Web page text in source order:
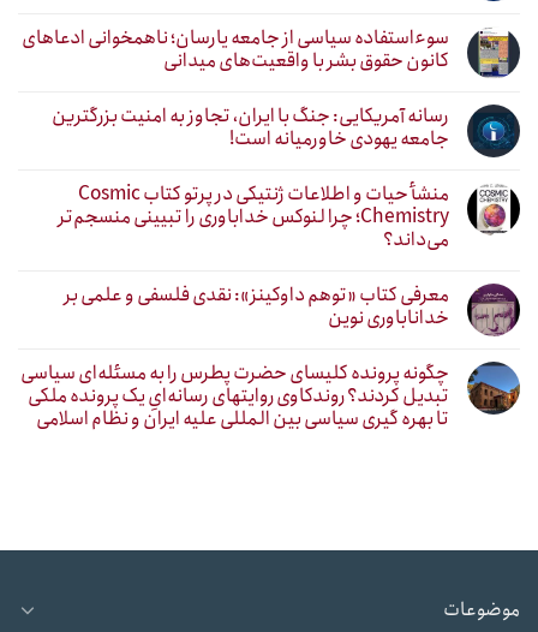
سوءاستفاده سیاسی از جامعه یارسان؛ ناهمخوانی ادعاهای
کانون حقوق بشر با واقعیت‌های میدانی
رسانه آمریکایی: جنگ با ایران، تجاوز به امنیت بزرگترین
جامعه یهودی خاورمیانه است!
منشأ حیات و اطلاعات ژنتیکی در پرتو کتاب Cosmic
Chemistry؛ چرا لنوکس خداباوری را تبیینی منسجم‌تر
می‌داند؟
معرفی کتاب «توهم داوکینز»: نقدی فلسفی و علمی بر
خداناباوری نوین
چگونه پرونده کلیسای حضرت پطرس را به مسئله‌ای سیاسی
تبدیل کردند؟ روندکاوی روایتهای رسانه‌ایِ یک پرونده ملکی
تا بهره گیری سیاسی بین المللی علیه ایران و نظام اسلامی
موضوعات